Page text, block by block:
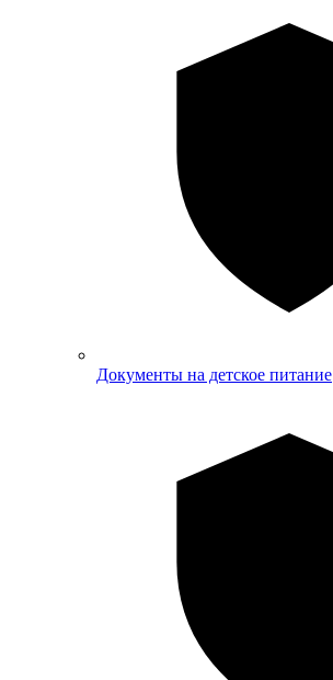
Документы на детское питание